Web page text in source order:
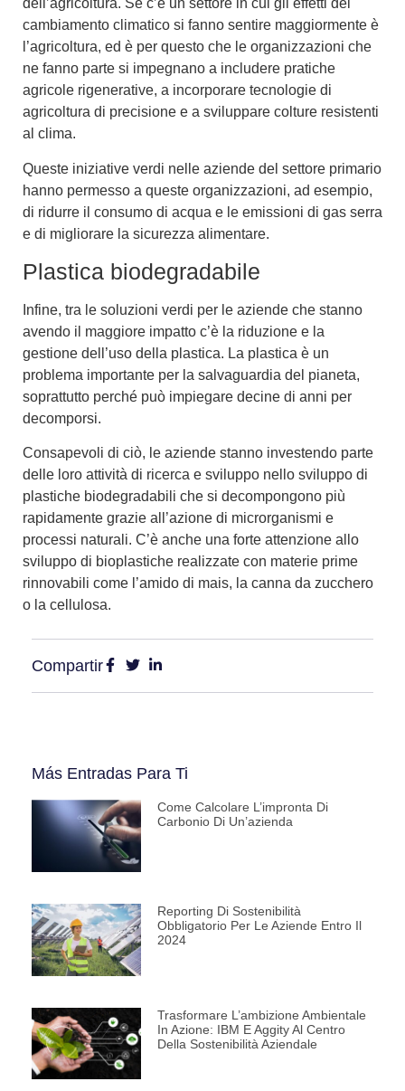
dell’agricoltura. Se c’è un settore in cui gli effetti del
cambiamento climatico si fanno sentire maggiormente è
l’agricoltura, ed è per questo che le organizzazioni che
ne fanno parte si impegnano a includere pratiche
agricole rigenerative, a incorporare tecnologie di
agricoltura di precisione e a sviluppare colture resistenti
al clima.
Queste iniziative verdi nelle aziende del settore primario
hanno permesso a queste organizzazioni, ad esempio,
di ridurre il consumo di acqua e le emissioni di gas serra
e di migliorare la sicurezza alimentare.
Plastica biodegradabile
Infine, tra le soluzioni verdi per le aziende che stanno
avendo il maggiore impatto c’è la riduzione e la
gestione dell’uso della plastica. La plastica è un
problema importante per la salvaguardia del pianeta,
soprattutto perché può impiegare decine di anni per
decomporsi.
Consapevoli di ciò, le aziende stanno investendo parte
delle loro attività di ricerca e sviluppo nello sviluppo di
plastiche biodegradabili che si decompongono più
rapidamente grazie all’azione di microrganismi e
processi naturali. C’è anche una forte attenzione allo
sviluppo di bioplastiche realizzate con materie prime
rinnovabili come l’amido di mais, la canna da zucchero
o la cellulosa.
Compartir
Más Entradas Para Ti
Come Calcolare L’impronta Di
Carbonio Di Un’azienda
Reporting Di Sostenibilità
Obbligatorio Per Le Aziende Entro Il
2024
Trasformare L’ambizione Ambientale
In Azione: IBM E Aggity Al Centro
Della Sostenibilità Aziendale